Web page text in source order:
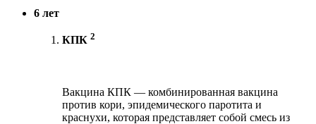
6 лет
КПК 2
Вакцина КПК — комбинированная вакцина
против кори, эпидемического паротита и
краснухи, которая представляет собой смесь из